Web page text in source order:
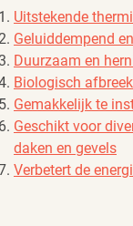
Uitstekende
Geluiddempend
Duurzaam en
Biologisch
Gemakkelijk te
Geschikt voor
daken en gevels
Verbetert de